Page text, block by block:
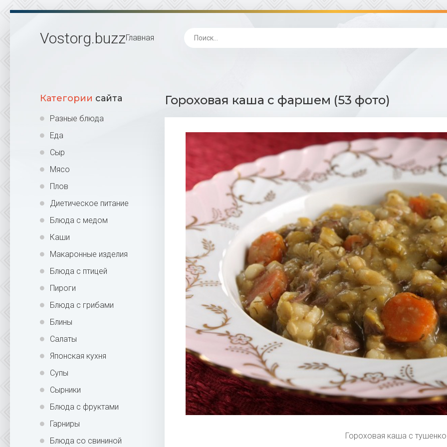
Vostorg.buzzГлавная
Категории сайта
Разные блюда
Еда
Сыр
Мясо
Плов
Диетическое питание
Блюда с медом
Каши
Макаронные изделия
Блюда с птицей
Пироги
Блюда с грибами
Блины
Салаты
Японская кухня
Супы
Сырники
Блюда с фруктами
Гарниры
Блюда со свининой
Гороховая каша с фаршем (53 фото)
Гороховая каша с